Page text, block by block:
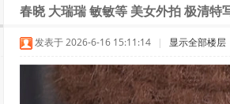
›
春晓 大瑞瑞 敏敏等 美女外拍 极清特
发表于 2026-6-16 15:11:14 | 显示全部楼层